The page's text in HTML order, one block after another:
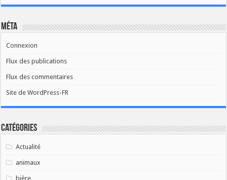
Méta
Connexion
Flux des publications
Flux des commentaires
Site de WordPress-FR
Catégories
Actualité
animaux
bière